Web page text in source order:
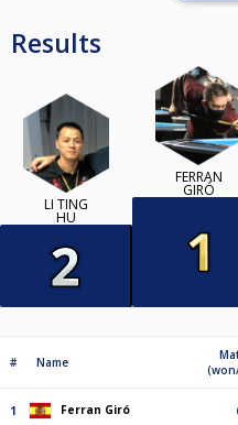
Results
LI TING
HU
FERRAN
GIRÓ
# Name
1 Ferran Giró